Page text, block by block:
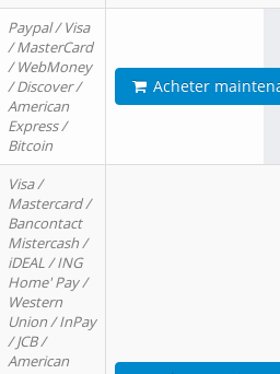
Paypal / Visa
/ MasterCard
/ WebMoney
/ Discover /
American
Express /
Bitcoin
Acheter
Visa /
Mastercard /
Bancontact
Mistercash /
iDEAL / ING
Home' Pay /
Western
Union / InPay
/ JCB /
American